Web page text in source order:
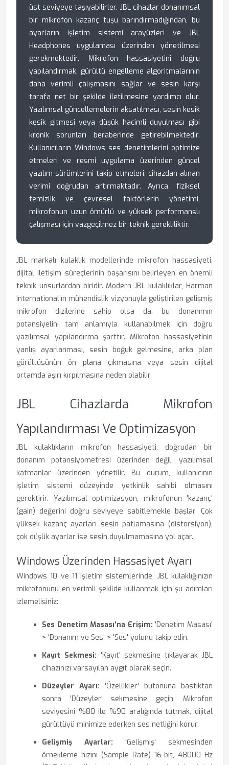
üst seviyeye taşıyabilirler. JBL cihazlar donanımsal
bir mikrofon kazanç tuşu barındırmadığından, bu
ayarların işletim sistemi arayüzleri ve JBL
Headphones uygulaması üzerinden yönetilmesi
gerekmektedir. Mikrofon hassasiyetini doğru
yapılandırmak, gürültü engelleme algoritmalarının
daha verimli çalışmasını sağlar ve sesin karşı
tarafa net bir şekilde iletilmesine yardımcı olur.
Yazılımsal güncellemelerin aksatılması, sesin kesik
kesik gitmesi veya düşük hacimli duyulması gibi
kronik sorunları beraberinde getirebilmektedir.
Kullanıcıların Windows ses denetimlerini optimize
etmeleri ve resmi uygulama üzerinden güncel
yazılım sürümlerini takip etmeleri, cihazdan alınan
verimi doğrudan artırmaktadır. Ayrıca, fiziksel
temizlik ve çevresel faktörlerin yönetimi,
mikrofonun uzun ömürlü ve yüksek performanslı
çalışması için vazgeçilmez bir teknik gerekliliktir.
JBL markalı kulaklık modellerinde mikrofon hassasiyeti,
dijital iletişim süreçlerinin başarısını belirleyen en önemli
teknik unsurlardan biridir. Modern JBL kulaklıklar, Harman
International’ın mühendislik vizyonuyla geliştirilen gelişmiş
mikrofon dizilerine sahip olsa da, bu donanımın
potansiyelini tam anlamıyla kullanabilmek için doğru
yazılımsal yapılandırma şarttır. Mikrofon hassasiyetinin
yanlış ayarlanması, sesin boğuk gelmesine, arka plan
gürültüsünün ön plana çıkmasına veya sesin dijital
ortamda aşırı kırpılmasına neden olabilir.
JBL Cihazlarda Mikrofon
Yapılandırması Ve Optimizasyon
JBL kulaklıkların mikrofon hassasiyeti, doğrudan bir
donanım potansiyometresi üzerinden değil, yazılımsal
katmanlar üzerinden yönetilir. Bu durum, kullanıcının
işletim sistemi düzeyinde yetkinlik sahibi olmasını
gerektirir. Yazılımsal optimizasyon, mikrofonun 'kazanç'
(gain) değerini doğru seviyeye sabitlemekle başlar. Çok
yüksek kazanç ayarları sesin patlamasına (distorsiyon),
çok düşük ayarlar ise sesin duyulmamasına yol açar.
Windows Üzerinden Hassasiyet Ayarı
Windows 10 ve 11 işletim sistemlerinde, JBL kulaklığınızın
mikrofonunu en verimli şekilde kullanmak için şu adımları
izlemelisiniz:
Ses Denetim Masası'na Erişim: 'Denetim Masası'
> 'Donanım ve Ses' > 'Ses' yolunu takip edin.
Kayıt Sekmesi: 'Kayıt' sekmesine tıklayarak JBL
cihazınızı varsayılan aygıt olarak seçin.
Düzeyler Ayarı: 'Özellikler' butonuna bastıktan
sonra 'Düzeyler' sekmesine geçin. Mikrofon
seviyesini %80 ile %90 aralığında tutmak, dijital
gürültüyü minimize ederken ses netliğini korur.
Gelişmiş Ayarlar: 'Gelişmiş' sekmesinden
örnekleme hızını (Sample Rate) 16-bit, 48000 Hz